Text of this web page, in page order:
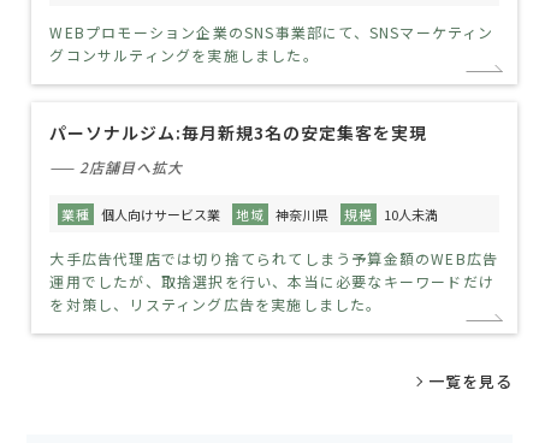
WEBプロモーション企業のSNS事業部にて、SNSマーケティン
グコンサルティングを実施しました。
パーソナルジム:毎月新規3名の安定集客を実現
—— 2店舗目へ拡大
業種 個人向けサービス業 地域 神奈川県 規模 10人未満
大手広告代理店では切り捨てられてしまう予算金額のWEB広告
運用でしたが、取捨選択を行い、本当に必要なキーワードだけ
を対策し、リスティング広告を実施しました。
一覧を見る